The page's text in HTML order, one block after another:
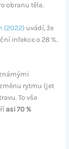
obranu těla.
(2022) uvádí, že
infekce o 28 %.
rytmu (jet
To vše
asi 70 %